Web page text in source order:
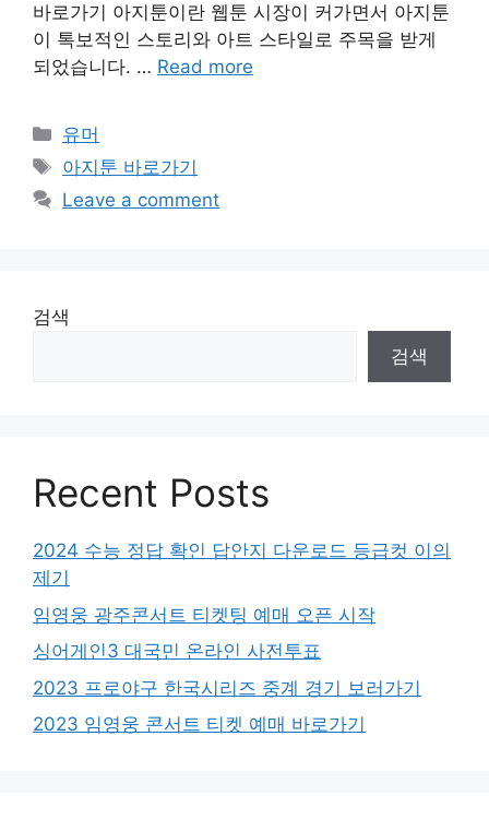
바로가기 아지툰이란 웹툰 시장이 커가면서 아지툰
이 톡보적인 스토리와 아트 스타일로 주목을 받게
되었습니다. … Read more
Categories
유머
Tags
아지툰 바로가기
Leave a comment
검색
검색
Recent Posts
2024 수능 정답 확인 답안지 다운로드 등급컷 이의
제기
임영웅 광주콘서트 티켓팅 예매 오픈 시작
싱어게인3 대국민 온라인 사전투표
2023 프로야구 한국시리즈 중계 경기 보러가기
2023 임영웅 콘서트 티켓 예매 바로가기